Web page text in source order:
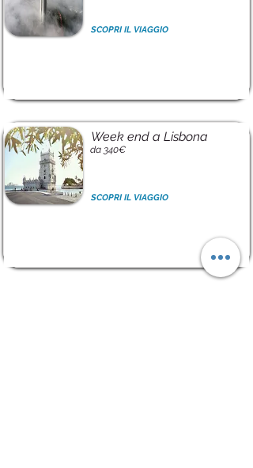
SCOPRI IL VIAGGIO
Week end a Lisbona
da 340€
SCOPRI IL VIAGGIO